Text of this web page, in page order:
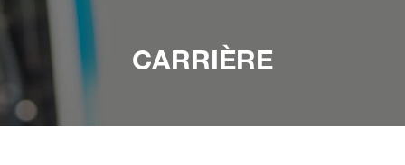
Carrelages et formes
CARRIÈRE